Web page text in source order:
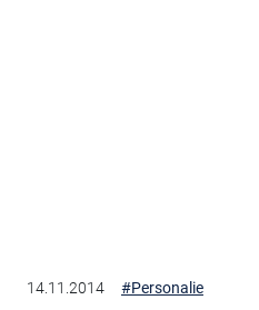
14.11.2014 #Personalie